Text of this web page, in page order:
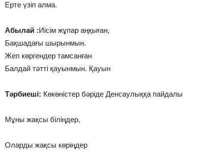
Ерте үзіп алма.
Абылай :Иісім жұпар аңқыған,
Бақшадағы шырынмын.
Жеп көргендер тамсанған
Балдай тәтті қауынмын. Қауын
Тәрбиеші: Көкөністер бәріде Денсаулыққа пайдалы
Мұны жақсы біліңдер,
Оларды жақсы көріңдер